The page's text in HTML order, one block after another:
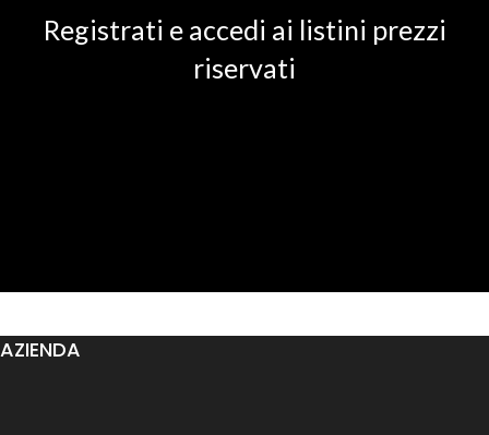
Registrati e accedi ai listini prezzi
riservati
AZIENDA